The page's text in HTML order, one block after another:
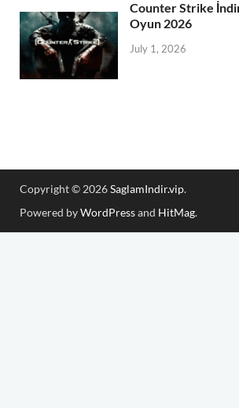
Counter Strike
Oyun 2026
July 1, 2026
Copyright © 2026SaglamIndir.vip.
Powered byWordPressand HitMag.